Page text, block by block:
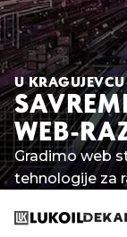
WEB-
U KRAGUJEVCU
Gradimo web
tehnologije za